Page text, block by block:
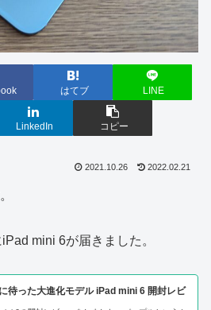
はてブ LINE
LinkedIn コピー
2021.10.26 2022.02.21
mini 6が届きました。
待った大進化モデル iPad mini 6 開封レビ